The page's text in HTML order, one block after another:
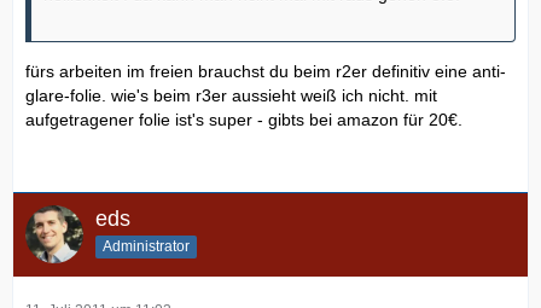
fürs arbeiten im freien brauchst du beim r2er definitiv eine anti-
glare-folie. wie's beim r3er aussieht weiß ich nicht. mit
aufgetragener folie ist's super - gibts bei amazon für 20€.
eds
Administrator